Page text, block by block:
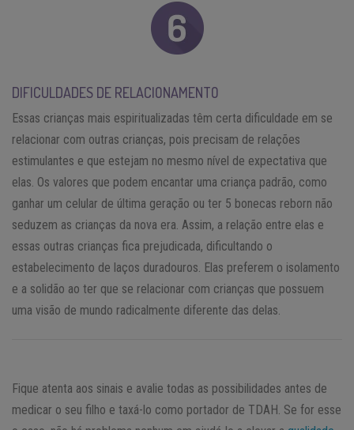
DIFICULDADES DE RELACIONAMENTO
Essas crianças mais espiritualizadas têm certa dificuldade em se
relacionar com outras crianças, pois precisam de relações
estimulantes e que estejam no mesmo nível de expectativa que
elas. Os valores que podem encantar uma criança padrão, como
ganhar um celular de última geração ou ter 5 bonecas reborn não
seduzem as crianças da nova era. Assim, a relação entre elas e
essas outras crianças fica prejudicada, dificultando o
estabelecimento de laços duradouros. Elas preferem o isolamento
e a solidão ao ter que se relacionar com crianças que possuem
uma visão de mundo radicalmente diferente das delas.
Fique atenta aos sinais e avalie todas as possibilidades antes de
medicar o seu filho e taxá-lo como portador de TDAH. Se for esse